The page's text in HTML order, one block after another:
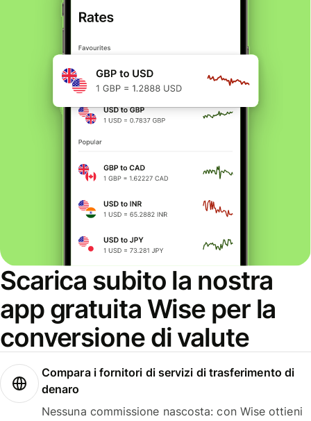
Scarica subito la nostra
app gratuita Wise per la
conversione di valute
Compara i fornitori di servizi di trasferimento di
denaro
Nessuna commissione nascosta: con Wise ottieni